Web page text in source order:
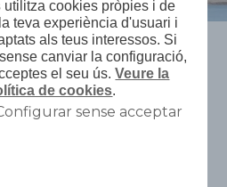
el nostre llegat >
> 3- Carrer de la Davallada
la
utilitza cookies pròpies i de
teva experiència d'usuari i
als teus interessos. Si
canviar la configuració,
el seu ús.Veure la
de cookies.
sense acceptar